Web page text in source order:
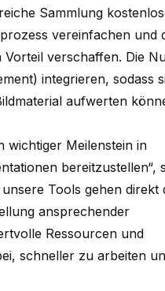
Sammlung
vereinfachen und
Vorteil verschaffen. Die
integrieren, sodass
aufwerten
wichtiger Meilenstein in
bereitzustellen“,
Tools gehen direkt
ansprechender
Ressourcen und
schneller zu arbeiten